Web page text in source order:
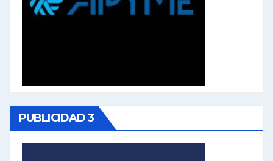
PUBLICIDAD 3